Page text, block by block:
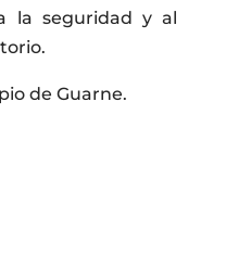
la seguridad y al
de Guarne.